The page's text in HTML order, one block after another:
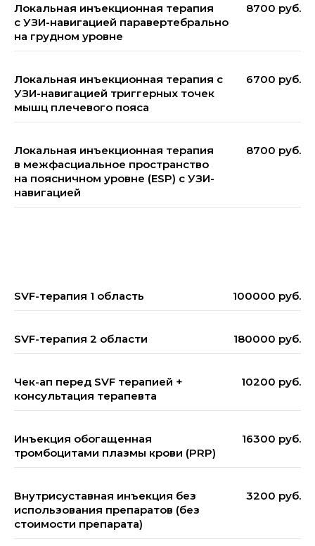
Локальная инъекционная терапия
с УЗИ-навигацией паравертебрально
на грудном уровне
8700 руб.
Локальная инъекционная терапия с
УЗИ-навигацией триггерных точек
мышц плечевого пояса
6700 руб.
Локальная инъекционная терапия
в межфасциальное пространство
на поясничном уровне (ESP) с УЗИ-
навигацией
8700 руб.
SVF-терапия 1 область 100000 руб.
SVF-терапия 2 области 180000 руб.
Чек-ап перед SVF терапией +
консультация терапевта
10200 руб.
Инъекция обогащенная
тромбоцитами плазмы крови (PRP)
16300 руб.
Внутрисуставная инъекция без
использования препаратов (без
стоимости препарата)
3200 руб.